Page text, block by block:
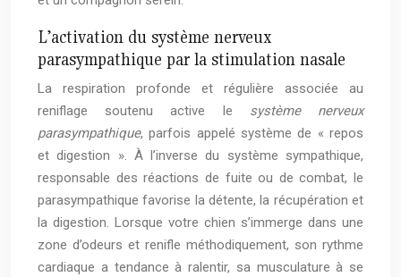
L’activation du système nerveux
parasympathique par la stimulation nasale
La respiration profonde et régulière associée au
reniflage soutenu active le système nerveux
parasympathique, parfois appelé système de « repos
et digestion ». À l’inverse du système sympathique,
responsable des réactions de fuite ou de combat, le
parasympathique favorise la détente, la récupération et
la digestion. Lorsque votre chien s’immerge dans une
zone d’odeurs et renifle méthodiquement, son rythme
cardiaque a tendance à ralentir, sa musculature à se